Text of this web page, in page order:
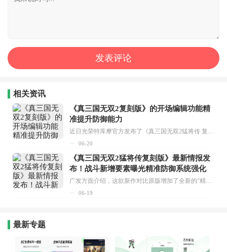
相关资讯
《真三国无双2复刻版》的开场编辑功能精
准提升防御能力
近日光荣特库摩官方发布了《真三国无双2猛将传 复刻版》的新信息，原版的“编辑开场”功能将会回归，同时还新增了全新的“精准强化防御”要素。...
06-20
《真三国无双2猛将传复刻版》最新情报发
布！战斗新增要素曝光精准防御系统强化
广发方面介绍，这款新作对比原版增加了全新的“精准强化防御”机制——当对手发起攻击时，若能精准把握时机使用原作中的强化防御，不仅可以反弹强敌的攻击，还能触发让对方陷入眩晕状态的反击！...
06-19
最新专题